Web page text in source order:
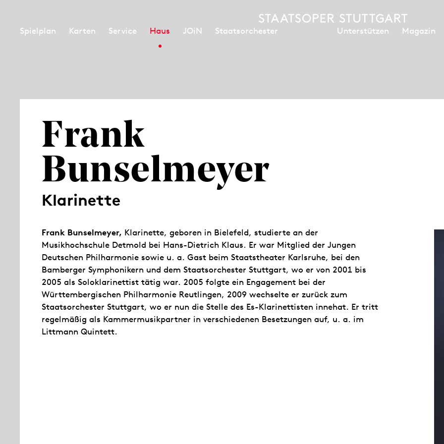
Spielplan Karten Service Haus JOiN Staatsorchester Unterstützen Magazin
Frank
Bunselmeyer
Klarinette
Frank Bunselmeyer, Klarinette, geboren in Bielefeld, studierte an der
Musikhochschule Detmold bei Hans-Dietrich Klaus. Er war Mitglied der Jungen
Deutschen Philharmonie sowie u. a. Gast beim Staatstheater Karlsruhe, bei den
Bamberger Symphonikern und dem Staatsorchester Stuttgart, wo er von 2001 bis
2005 als Soloklarinettist tätig war. 2005 folgte ein Engagement bei der
Württembergischen Philharmonie Reutlingen, 2009 wechselte er zurück zum
Staatsorchester Stuttgart, wo er nun die Stelle des Es-Klarinettisten innehat. Er tritt
regelmäßig als Kammermusikpartner in verschiedenen Besetzungen auf, u. a. im
Littmann Quintett.